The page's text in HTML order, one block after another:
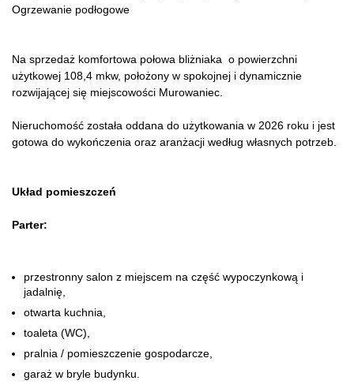
Ogrzewanie podłogowe
Na sprzedaż komfortowa połowa bliżniaka o powierzchni
użytkowej 108,4 mkw, położony w spokojnej i dynamicznie
rozwijającej się miejscowości Murowaniec.
Nieruchomość została oddana do użytkowania w 2026 roku i jest
gotowa do wykończenia oraz aranżacji według własnych potrzeb.
Układ pomieszczeń
Parter:
przestronny salon z miejscem na część wypoczynkową i
jadalnię,
otwarta kuchnia,
toaleta (WC),
pralnia / pomieszczenie gospodarcze,
garaż w bryle budynku.